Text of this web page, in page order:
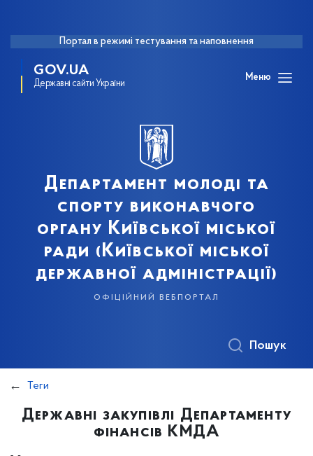
Портал в режимі тестування та наповнення
GOV.UA
Державні сайти України
Меню
Департамент молоді та
спорту виконавчого
органу Київської міської
ради (Київської міської
державної адміністрації)
офіційний вебпортал
Пошук
Теги
Державні закупівлі Департаменту
фінансів КМДА